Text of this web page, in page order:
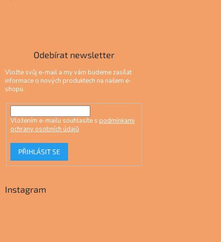
Odebírat newsletter
Vložte svůj e-mail a my vám budeme zasílat
informace o nových produktech na našem e-
shopu.
Vložením e-mailu souhlasíte s podmínkami
ochrany osobních údajů
PŘIHLÁSIT SE
Instagram